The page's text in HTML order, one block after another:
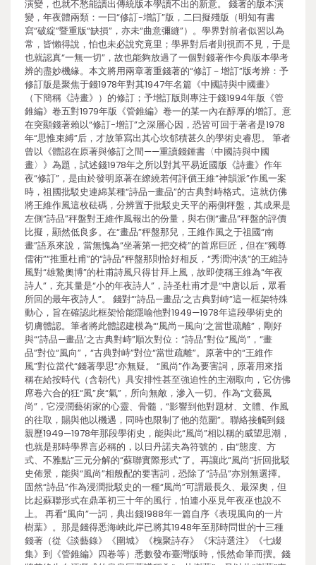
演變，也就不愁能讀出傳統版本學讀不出的新意。 錢著的版本演
變，年夜體兩類：一曰“修訂-增訂”版，二曰擬殘版（明知有書
寫“破綻”暨重版“缺損”，亦未“曲意彌縫”）。學界對前者似習以為
常，皆懶得說，怕也未必說究竟里；學界對后者則視而不見，于是
也就認真“一無一切”，故也能夠放過了一個對錢著作今典版本學考
辨的盡妙機緣。本文將用兩章著重錢著的“修訂－增訂”版考辨：予
修訂版是聚焦于錢1978年對其1947年名篇《中國詩與中國畫》
（下簡稱《詩畫》）的修訂；予增訂版則專注于錢1994年版《管
錐編》卷五對1979年版《管錐編》卷一的某一內在醇厚的增訂。意
在突顯錢著賴以“修訂-增訂”之深層心因，恐皆可回于著者是1978
年“思惟束縛”后，才放筆寫出其心坎郁積甚久的學術史睿思。 筆者
曾以《體認在原著與修訂之間——重讀錢鍾書〈中國詩與中國
畫〉》為題，試述錢1978年之所以對其平易近國版《詩畫》作年
夜“修訂”，是由於發明原著在繚繞若何評價王維“神韻派”作風一案
時，祖國批駁史連綿某種“詩品—畫品”的古典對峙格式。這就仿佛
將王維作風這枚砝碼，分辨置于批駁史天平的兩側秤盤，其成果是
左側“詩品”秤盤對王維作風報出的份量，與右側“畫品”秤盤的評價
比擬，顯然低良多。在“畫品”秤盤那兒，王維作風之于祖國“南
畫”語系來說，當無愧為“坐著第一把交椅”的首席巨匠，但在“獨尊
儒術”“推重杜甫”的“詩品”秤盤那則恰好相反，“秀潤沖淡”的王維詩
風對“雄鷙奧博”的杜甫詩風只得甘拜上風，故即使稱王維為“年夜
詩人”，充其量是“小的年夜詩人”，詩圣杜甫才是“中唐以后，眾看
所回的最年夜詩人”。 錢對“‘詩品—畫品’之古典對峙”這一框架特殊
動心，旨在確認此框架恰能隱喻他對1949—1978年這段學術史的
切膚體認。筆者將此體認建模為“‘風尚—風向’之當世疏離”，剛好
與“‘詩品—畫品’之古典對峙”順次對位：“詩品”對位“風尚”，“畫
品”對位“風向”，“古典對峙”對位“當世疏離”。原著中的“王維作
風”對位當代“錢著學思”亦無疑。 “風尚”作為要害詞，原著用來指
稱在給按時代（含朝代）具安排性甚至強迫性的主潮取向，它仿佛
席卷六合的狂“風”戾“氣”，所向無敵，滲入一切。作為“文藝風
尚”，它浸潤藝術家的心靈、骨髓，“影響到他對題材、文體、作風
的往取，賜與他以機遇，同時也限制了他的范圍”。聯絡接觸到錢
親歷1949—1978年那段學術史，能與此“風尚”相以稱的威望思潮，
也就是那時學界言必稱的，以日丹諾夫為符號的，由“態度、方
式、不雅點”三元分解的“蘇聯實際形式”了。再讓此“風尚”折回批駁
史佈景，能與“風尚”相般配的要害詞，恐除了“詩品”亦別無選擇。
固然“詩品”作為浸潤批駁史的一種“風尚”可謂最長久、最深奧，但
比起蘇聯形式在鼎革初三十年的風行，怕連小巫見年夜巫也說不
上。 再看“風向”一詞，典出錢1988年一篇自序《表現風向的一片
樹葉》。那是錢得悉海峽此岸已將其1948年至那時問世的十三種
錢著（從《談藝錄》《圍城》《槐聚詩存》《宋詩選注》《七綴
集》到《管錐編》四卷等）悉數發布臺灣版時，悵然命筆而撰。錢